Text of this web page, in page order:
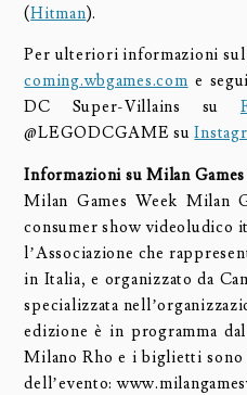
(Hitman).
Per ulteriori informazioni
coming.wbgames.com e
DC Super-Villains su
@LEGODCGAME su
Informazioni su Milan
Milan Games Week Milan
consumer show videoludico
l’Associazione che
in Italia, e organizzato da
specializzata
edizione è in programma
Milano Rho e i biglietti
dell’evento: